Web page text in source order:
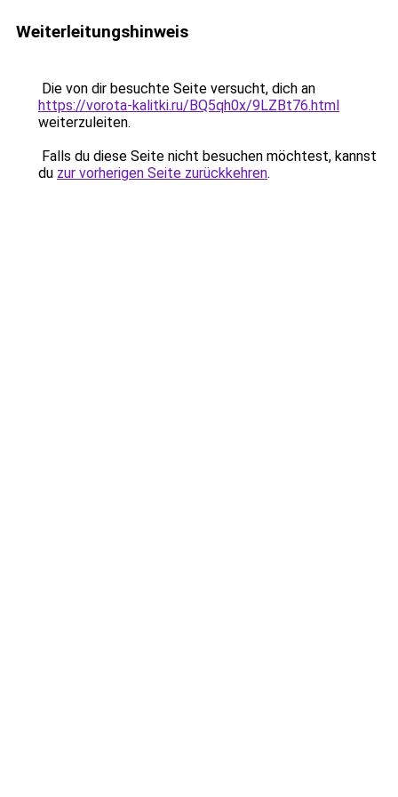
Weiterleitungshinweis
Die von dir besuchte Seite versucht, dich an
https://vorota-kalitki.ru/BQ5qh0x/9LZBt76.html
weiterzuleiten.
Falls du diese Seite nicht besuchen möchtest, kannst
du zur vorherigen Seite zurückkehren.